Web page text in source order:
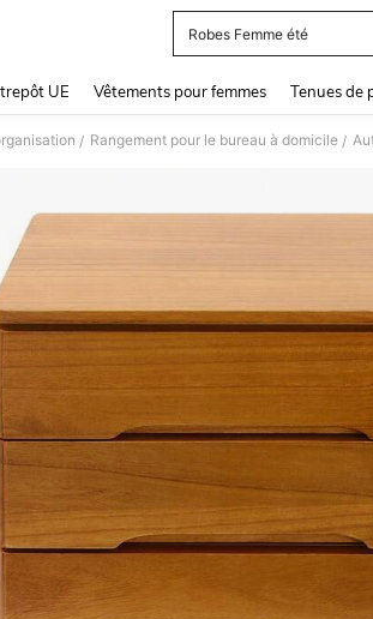
Robes Femme été
UE Vêtements pour femmes Tenues de
/ Rangement pour le bureau à domicile /